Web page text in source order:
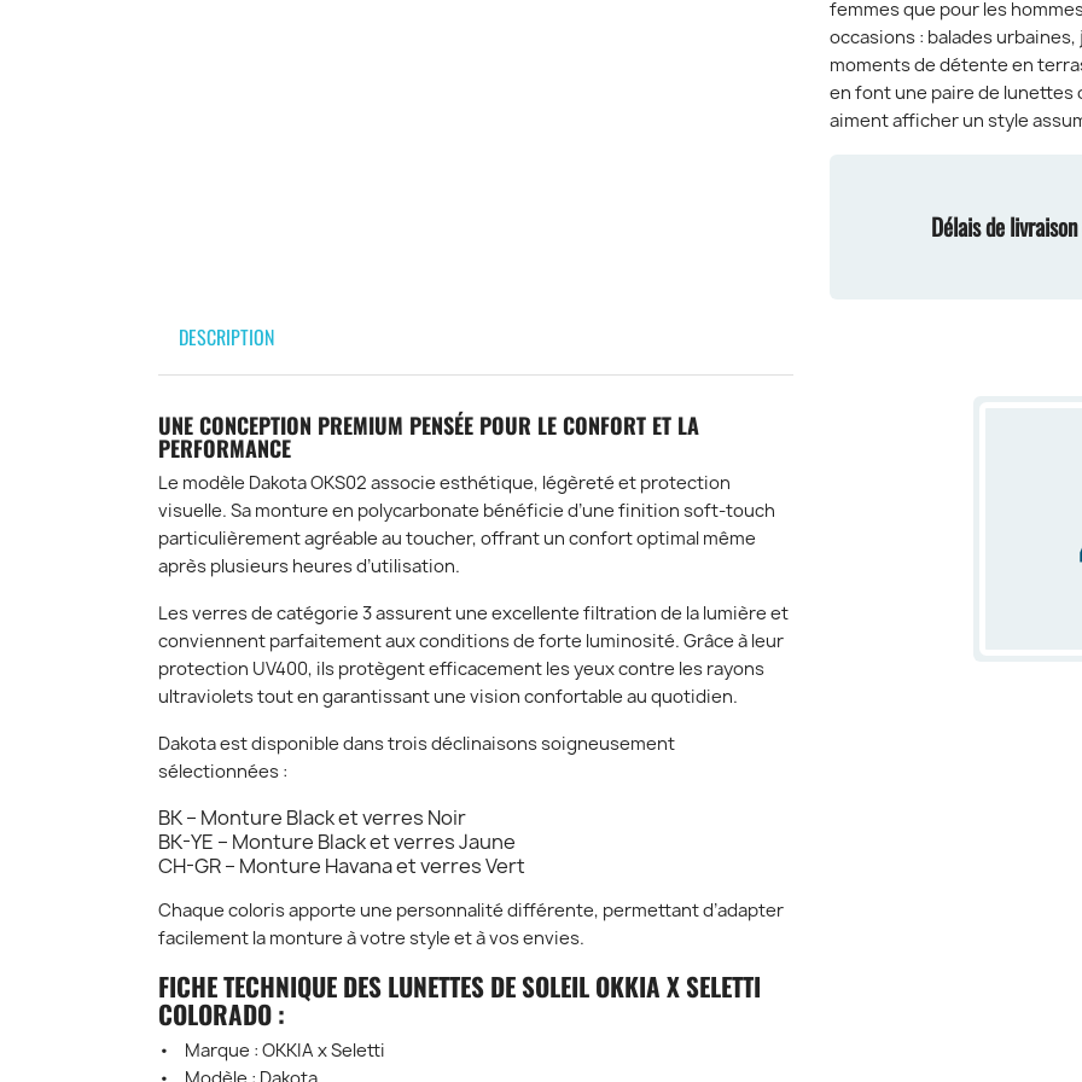
femmes que pour les
occasions : balades
moments de détente en
en font une paire de lunettes
aiment afficher un style
Délais de
DESCRIPTION
UNE CONCEPTION PREMIUM PENSÉE POUR LE CONFORT ET LA
PERFORMANCE
Le modèle Dakota OKS02 associe esthétique, légèreté et protection
visuelle. Sa monture en polycarbonate bénéficie d’une finition soft-touch
particulièrement agréable au toucher, offrant un confort optimal même
après plusieurs heures d’utilisation.
Les verres de catégorie 3 assurent une excellente filtration de la lumière et
conviennent parfaitement aux conditions de forte luminosité. Grâce à leur
protection UV400, ils protègent efficacement les yeux contre les rayons
ultraviolets tout en garantissant une vision confortable au quotidien.
Dakota est disponible dans trois déclinaisons soigneusement
sélectionnées :
BK – Monture Black et verres Noir
BK-YE – Monture Black et verres Jaune
CH-GR – Monture Havana et verres Vert
Chaque coloris apporte une personnalité différente, permettant d’adapter
facilement la monture à votre style et à vos envies.
FICHE TECHNIQUE DES LUNETTES DE SOLEIL OKKIA X SELETTI
COLORADO :
• Marque : OKKIA x Seletti